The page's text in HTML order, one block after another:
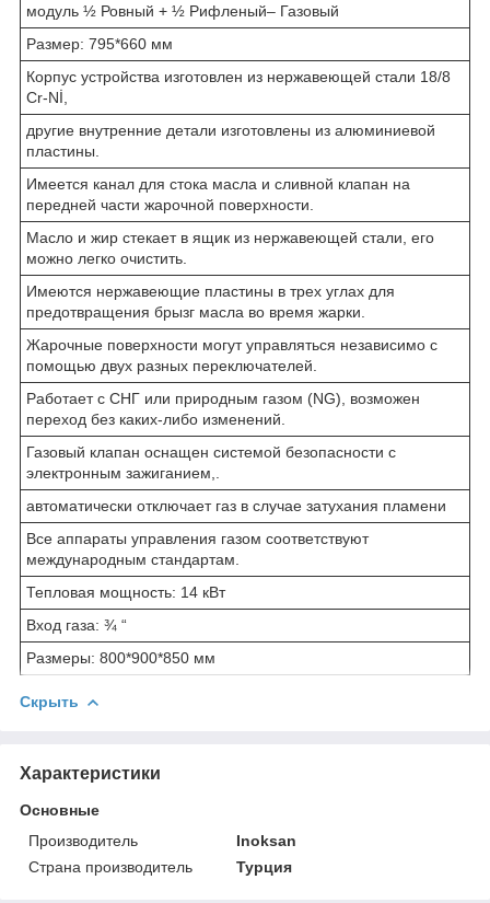
модуль ½ Ровный + ½ Рифленый– Газовый
Размер: 795*660 мм
Корпус устройства изготовлен из нержавеющей стали 18/8
Cr-Nİ,
другие внутренние детали изготовлены из алюминиевой
пластины.
Имеется канал для стока масла и сливной клапан на
передней части жарочной поверхности.
Масло и жир стекает в ящик из нержавеющей стали, его
можно легко очистить.
Имеются нержавеющие пластины в трех углах для
предотвращения брызг масла во время жарки.
Жарочные поверхности могут управляться независимо с
помощью двух разных переключателей.
Работает с СНГ или природным газом (NG), возможен
переход без каких-либо изменений.
Газовый клапан оснащен системой безопасности с
электронным зажиганием,.
автоматически отключает газ в случае затухания пламени
Все аппараты управления газом соответствуют
международным стандартам.
Тепловая мощность: 14 кВт
Вход газа: ¾ “
Размеры: 800*900*850 мм
Скрыть
Характеристики
Основные
Производитель
Inoksan
Страна производитель
Турция